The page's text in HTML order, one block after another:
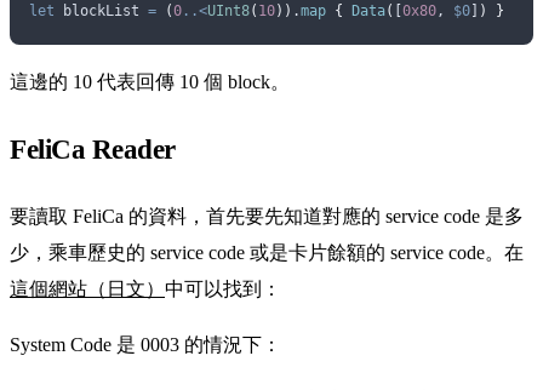
let blockList = (0 ..<UInt8( 10)) .map { Data( [0x80, $0] ) }
這邊的 10 代表回傳 10 個 block。
FeliCa Reader
要讀取 FeliCa 的資料，首先要先知道對應的 service code 是多
少，乘車歷史的 service code 或是卡片餘額的 service code。在
這個網站（日文） 中可以找到：
System Code 是 0003 的情況下：